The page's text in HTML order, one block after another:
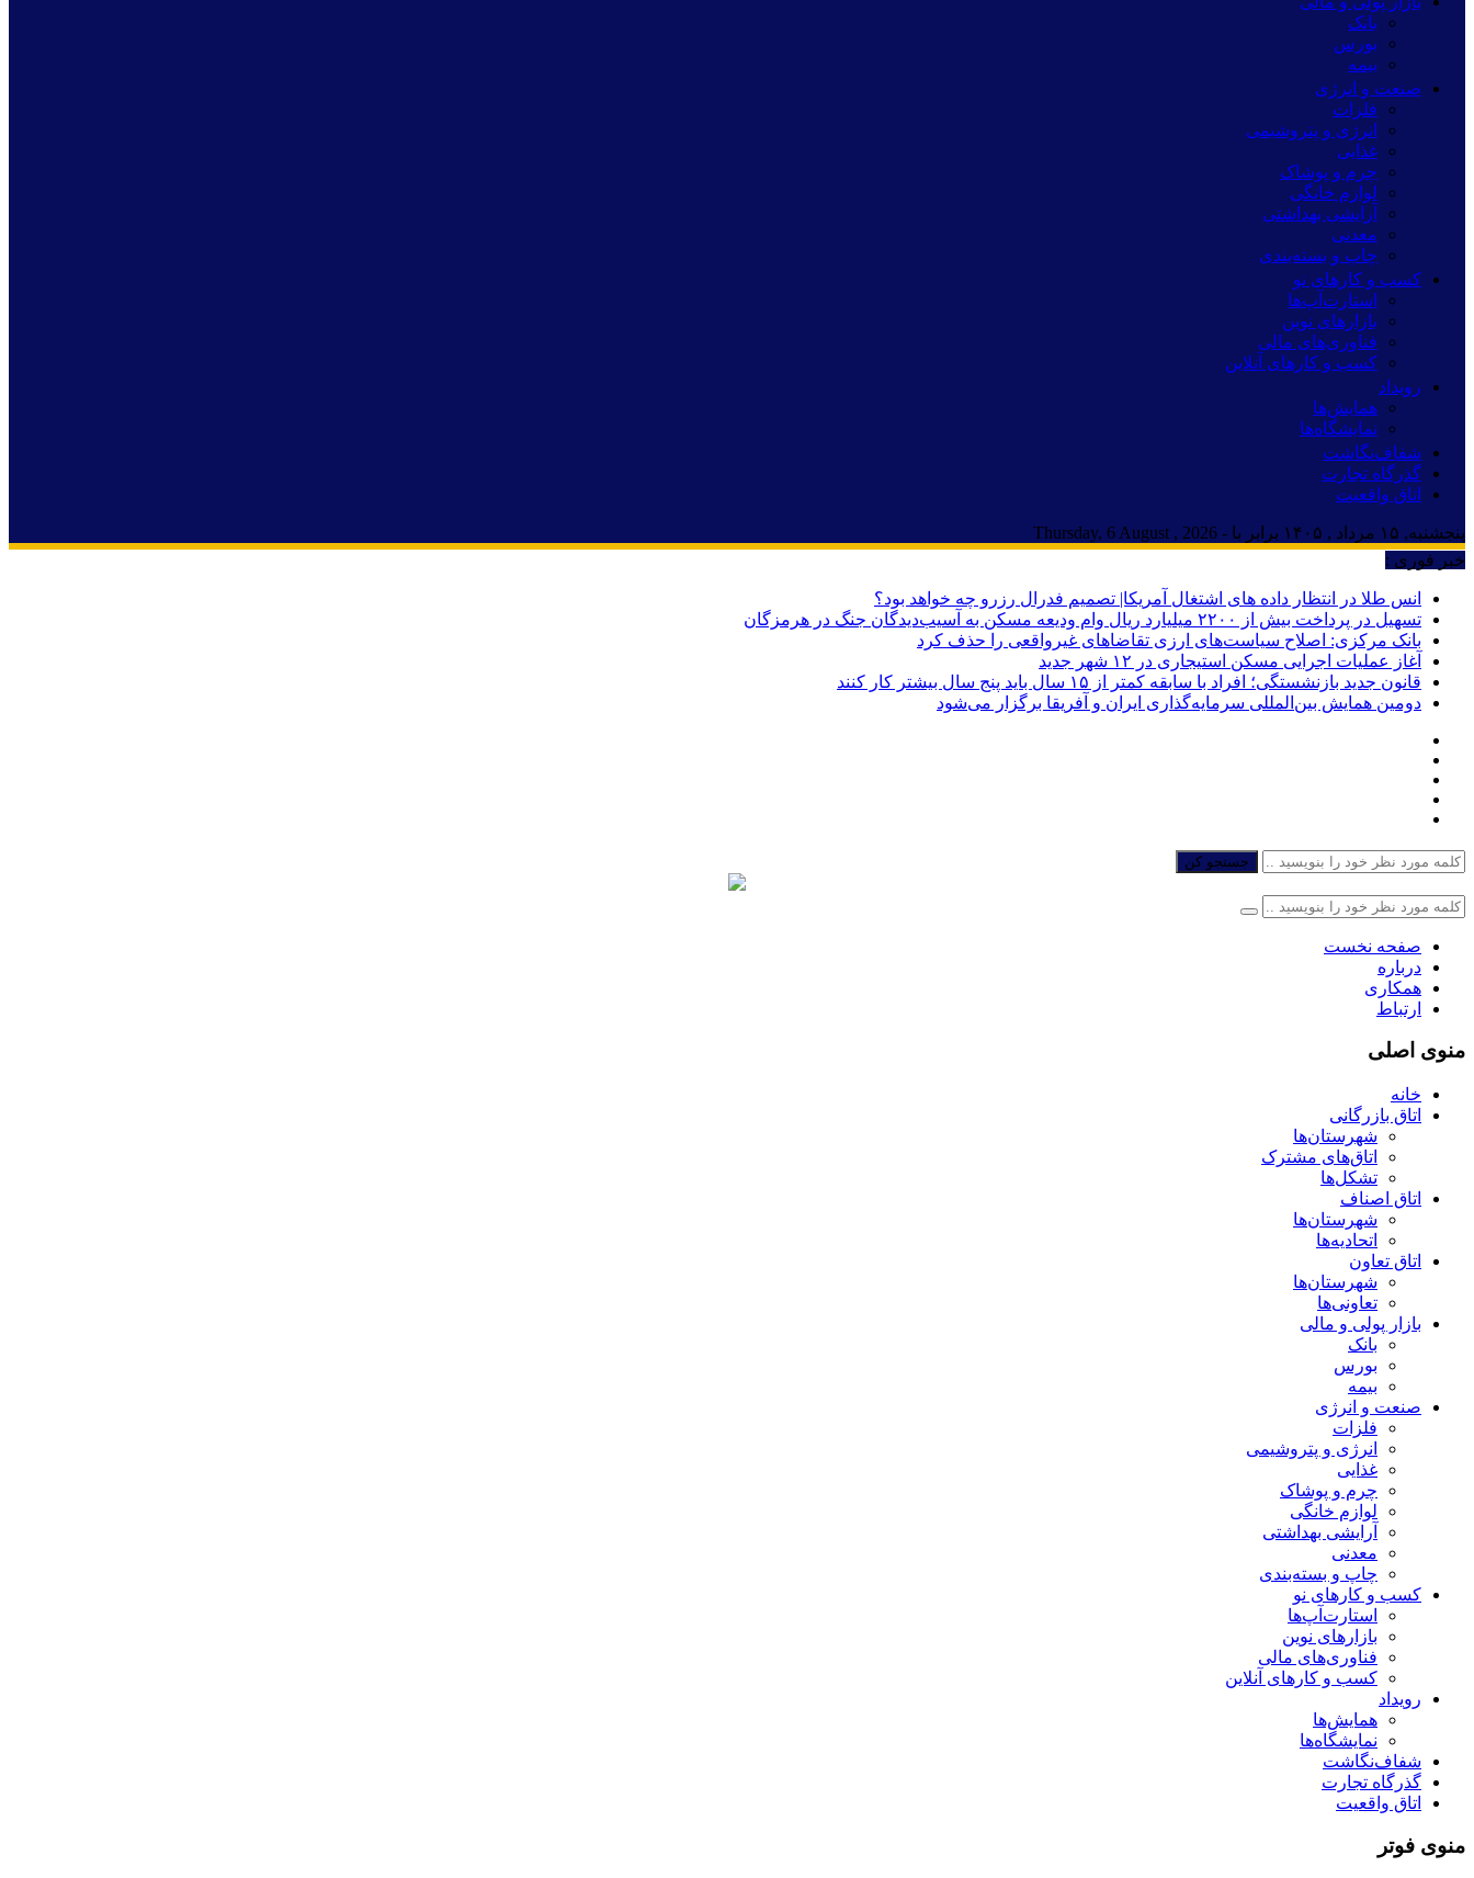
بانک
بورس
بیمه
صنعت و انرژی
فلزات
انرژی و پتروشیمی
غذایی
چرم و پوشاک
لوازم خانگی
آرایشی بهداشتی
معدنی
چاپ و بسته‌بندی
کسب و کارهای نو
استارت‌آپ‌ها
بازارهای نوین
فناوری‌های مالی
کسب و کارهای آنلاین
رویداد
همایش‌ها
نمایشگاه‌ها
شفاف‌نگاشت
گذرگاه تجارت
اتاق واقعیت
پنجشنبه, ۱۵ مرداد , ۱۴۰۵ برابر با - Thursday, 6 August , 2026
خبر فوری :
انس طلا در انتظار داده های اشتغال آمریکا| تصمیم فدرال رزرو چه خواهد بود؟
تسهیل در پرداخت بیش از ۲۲۰۰ میلیارد ریال وام ودیعه مسکن به آسیب‌دیدگان جنگ در هرمزگان
بانک مرکزی: اصلاح سیاست‌های ارزی تقاضاهای غیرواقعی را حذف کرد
آغاز عملیات اجرایی مسکن استیجاری در ۱۲ شهر جدید
قانون جدید بازنشستگی؛ افراد با سابقه کمتر از ۱۵ سال باید پنج سال بیشتر کار کنند
دومین همایش بین‌المللی سرمایه‌گذاری ایران و آفریقا برگزار می‌شود
جستجو کن
صفحه نخست
درباره
همکاری
ارتباط
منوی اصلی
خانه
اتاق بازرگانی
شهرستان‌ها
اتاق‌های مشترک
تشکل‌ها
اتاق اصناف
شهرستان‌ها
اتحادیه‌ها
اتاق تعاون
شهرستان‌ها
تعاونی‌ها
بازار پولی و مالی
بانک
بورس
بیمه
صنعت و انرژی
فلزات
انرژی و پتروشیمی
غذایی
چرم و پوشاک
لوازم خانگی
آرایشی بهداشتی
معدنی
چاپ و بسته‌بندی
کسب و کارهای نو
استارت‌آپ‌ها
بازارهای نوین
فناوری‌های مالی
کسب و کارهای آنلاین
رویداد
همایش‌ها
نمایشگاه‌ها
شفاف‌نگاشت
گذرگاه تجارت
اتاق واقعیت
منوی فوتر